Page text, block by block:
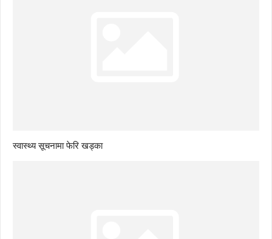
स्वास्थ्य सूचनामा फेरि खड्का